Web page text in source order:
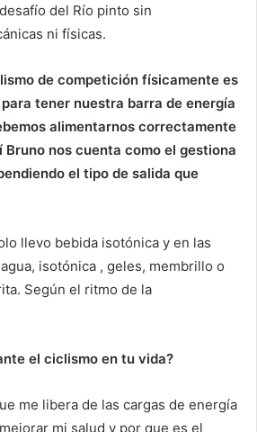
del Río pinto sin
ni físicas.
de competición físicamente es
tener nuestra barra de energía
alimentarnos correctamente
Bruno nos cuenta como el gestiona
el tipo de salida que
llevo bebida isotónica y en las
isotónica , geles, membrillo o
Según el ritmo de la
el ciclismo en tu vida?
me libera de las cargas de energía
mi salud y por que es el